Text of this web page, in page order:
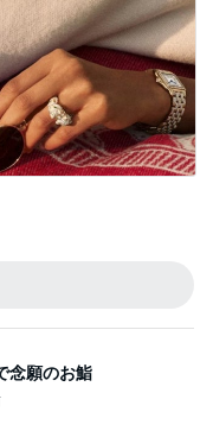
念願のお鮨